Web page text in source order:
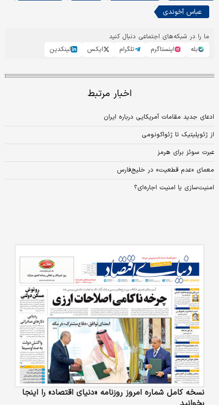
عباس آخوندی
ما را در شبکه‌های اجتماعی دنبال کنید
بله
اینستاگرم تلگرام ایکس لینکدین
اخبار مرتبط
ادعای جدید مقامات آمریکایی درباره ایران
از ژئوپلیتیک تا ژئواکونومی
عبرت سوئز برای هرمز
معمای «عدم قطعیت» در خلیج‌فارس
امنیت‌سازی یا امنیت اجاره‌ای؟
نسخه کامل شماره امروز روزنامه «دنیای‌ اقتصاد» را اینجا